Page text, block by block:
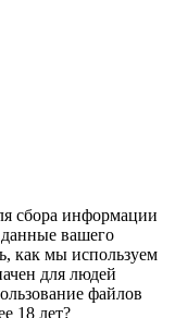
сбора информации
данные вашего
как мы используем
для людей
файлов
18 лет?